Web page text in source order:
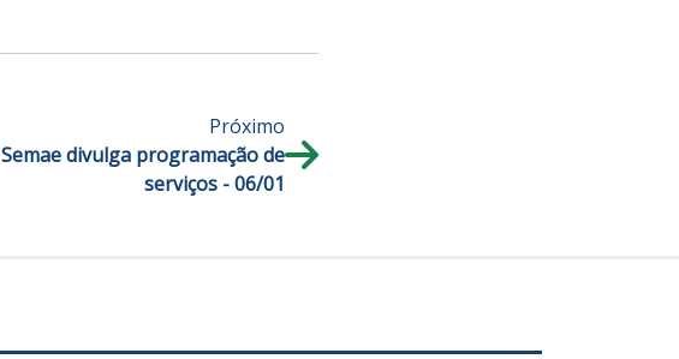
Próximo
Semae divulga programação de
serviços - 06/01